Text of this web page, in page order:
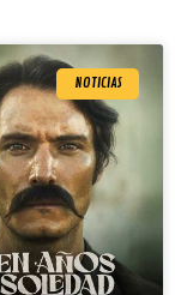
NOTICIAS